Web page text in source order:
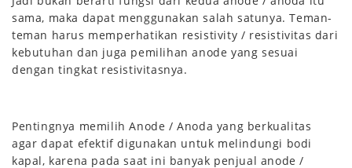
sama, maka dapat menggunakan salah satunya. Teman-
teman harus memperhatikan resistivity / resistivitas dari
kebutuhan dan juga pemilihan anode yang sesuai
dengan tingkat resistivitasnya.
Pentingnya memilih Anode / Anoda yang berkualitas
agar dapat efektif digunakan untuk melindungi bodi
kapal, karena pada saat ini banyak penjual anode /